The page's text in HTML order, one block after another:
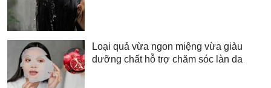
Loại quả vừa ngon miệng vừa giàu
dưỡng chất hỗ trợ chăm sóc làn da